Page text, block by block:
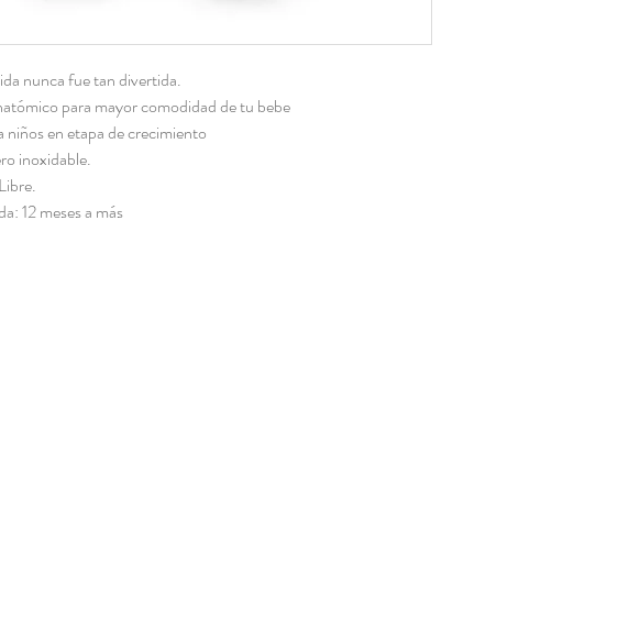
nunca fue tan divertida.
para mayor comodidad de tu bebe
niños en etapa de crecimiento
inoxidable.
12 meses a más